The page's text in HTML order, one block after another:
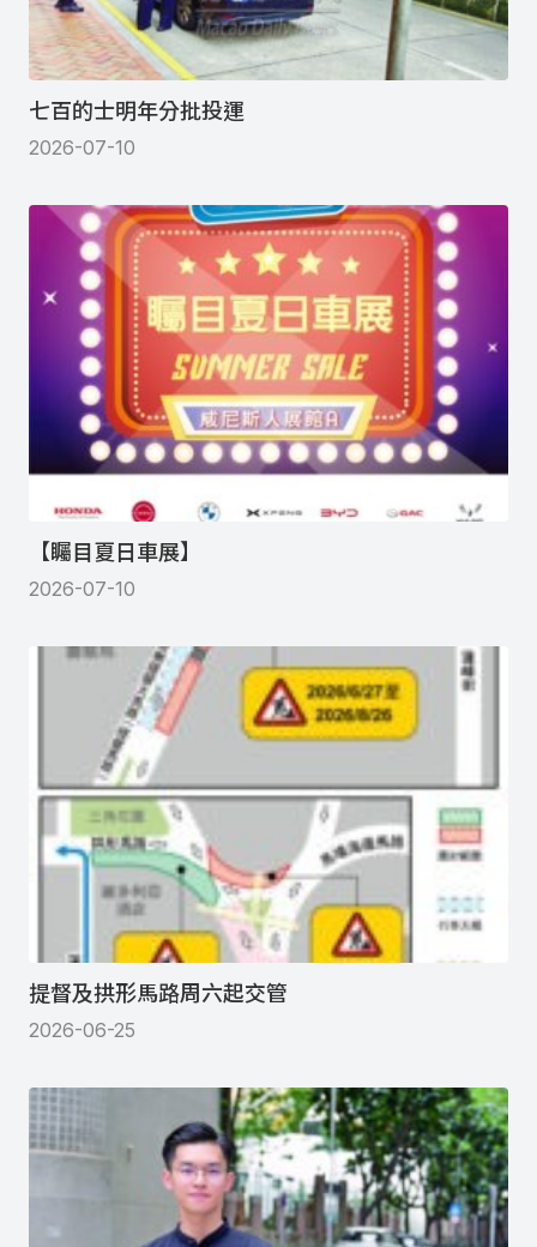
七百的士明年分批投運
2026-07-10
【矚目夏日車展】
2026-07-10
提督及拱形馬路周六起交管
2026-06-25